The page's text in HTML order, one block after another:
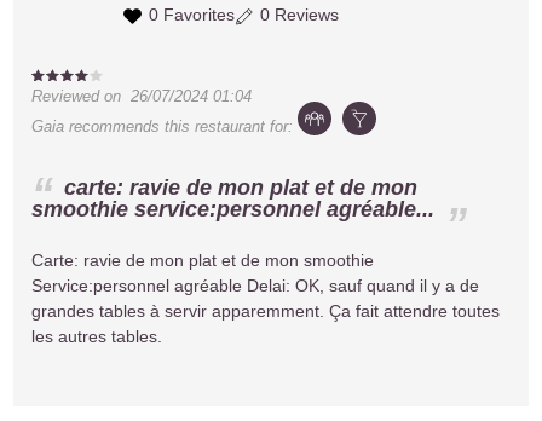
0 Favorites
0 Reviews
Reviewed on26/07/2024 01:04
Gaia recommends this restaurant for:
carte: ravie de mon plat et de mon
smoothie service:personnel agréable...
Carte: ravie de mon plat et de mon smoothie
Service:personnel agréable Delai: OK, sauf quand il y a de
grandes tables à servir apparemment. Ça fait attendre toutes
les autres tables.